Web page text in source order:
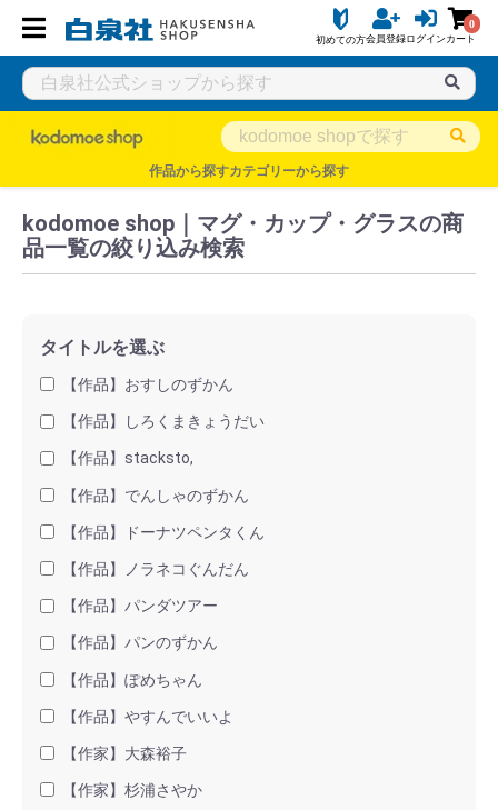
初めての方会員登録ログイン
0
カート
作品から探すカテゴリーから探す
白泉社公式ショップ HAKUSENSHA SHOP タイトル一覧
kodomoe shop｜マグ・カップ・グラスの商
品一覧の絞り込み検索
タイトルを選ぶ
【作品】おすしのずかん
【作品】しろくまきょうだい
【作品】stacksto,
【作品】でんしゃのずかん
【作品】ドーナツペンタくん
【作品】ノラネコぐんだん
【作品】パンダツアー
【作品】パンのずかん
【作品】ぽめちゃん
【作品】やすんでいいよ
【作家】大森裕子
【作家】杉浦さやか